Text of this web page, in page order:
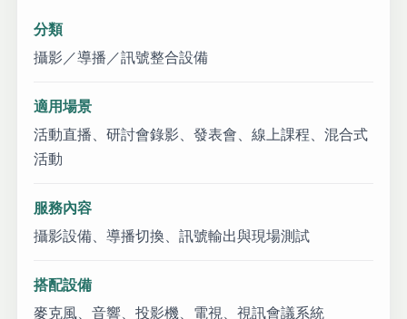
分類
攝影／導播／訊號整合設備
適用場景
活動直播、研討會錄影、發表會、線上課程、混合式
活動
服務內容
攝影設備、導播切換、訊號輸出與現場測試
搭配設備
麥克風、音響、投影機、電視、視訊會議系統